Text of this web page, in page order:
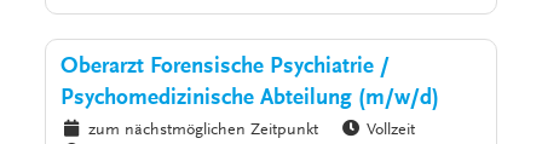
Oberarzt Forensische Psychiatrie /
Psychomedizinische Abteilung (m/w/d)
zum nächstmöglichen Zeitpunkt
Vollzeit